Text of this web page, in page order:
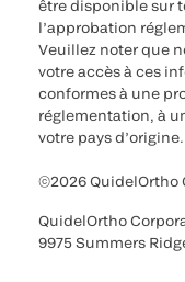
être disponible sur
l’approbation
Veuillez noter que
votre accès à ces
conformes à une
réglementation, à
votre pays d’origine.
©2026 QuidelOrtho
QuidelOrtho
9975 Summers